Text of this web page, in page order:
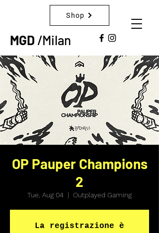
MGD /Milan
Shop
OP Pauper Champions
2
Tue, Aug 04
  |
Outplayed Gaming
La registrazione è